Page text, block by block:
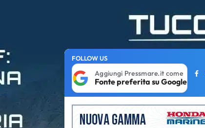
FOLLOW US
Aggiungi Pressmare.it come
Fonte preferita su Google